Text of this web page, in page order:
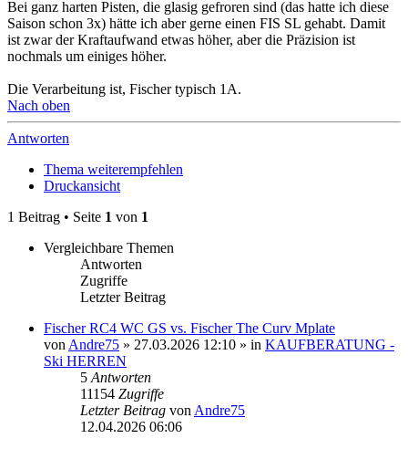
Bei ganz harten Pisten, die glasig gefroren sind (das hatte ich diese
Saison schon 3x) hätte ich aber gerne einen FIS SL gehabt. Damit
ist zwar der Kraftaufwand etwas höher, aber die Präzision ist
nochmals um einiges höher.
Die Verarbeitung ist, Fischer typisch 1A.
Nach oben
Antworten
Thema weiterempfehlen
Druckansicht
1 Beitrag • Seite 1 von 1
Vergleichbare Themen
Antworten
Zugriffe
Letzter Beitrag
Fischer RC4 WC GS vs. Fischer The Curv Mplate
von Andre75 » 27.03.2026 12:10 » in KAUFBERATUNG -
Ski HERREN
5 Antworten
11154 Zugriffe
Letzter Beitrag von Andre75
12.04.2026 06:06